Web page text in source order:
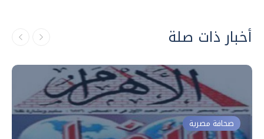
أخبار ذات صلة
صحافة مصرية